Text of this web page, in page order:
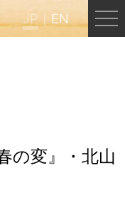
JP EN
の変』・北山